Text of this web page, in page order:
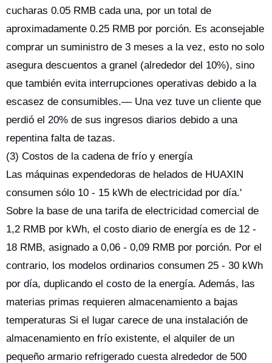
cucharas 0.05 RMB cada una, por un total de
aproximadamente 0.25 RMB por porción. Es aconsejable
comprar un suministro de 3 meses a la vez, esto no solo
asegura descuentos a granel (alrededor del 10%), sino
que también evita interrupciones operativas debido a la
escasez de consumibles.— Una vez tuve un cliente que
perdió el 20% de sus ingresos diarios debido a una
repentina falta de tazas.
(3) Costos de la cadena de frío y energía
Las máquinas expendedoras de helados de HUAXIN
consumen sólo 10 - 15 kWh de electricidad por día.'
Sobre la base de una tarifa de electricidad comercial de
1,2 RMB por kWh, el costo diario de energía es de 12 -
18 RMB, asignado a 0,06 - 0,09 RMB por porción. Por el
contrario, los modelos ordinarios consumen 25 - 30 kWh
por día, duplicando el costo de la energía. Además, las
materias primas requieren almacenamiento a bajas
temperaturas Si el lugar carece de una instalación de
almacenamiento en frío existente, el alquiler de un
pequeño armario refrigerado cuesta alrededor de 500